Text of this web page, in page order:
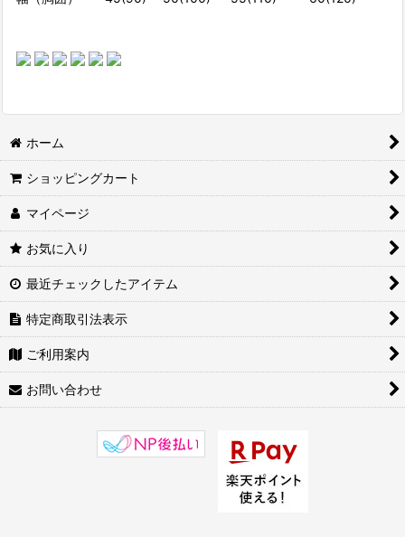
ホーム
ショッピングカート
マイページ
お気に入り
最近チェックしたアイテム
特定商取引法表示
ご利用案内
お問い合わせ